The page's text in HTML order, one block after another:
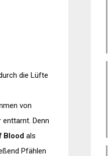
die Lüfte
von
Denn
Blood als
Pfählen